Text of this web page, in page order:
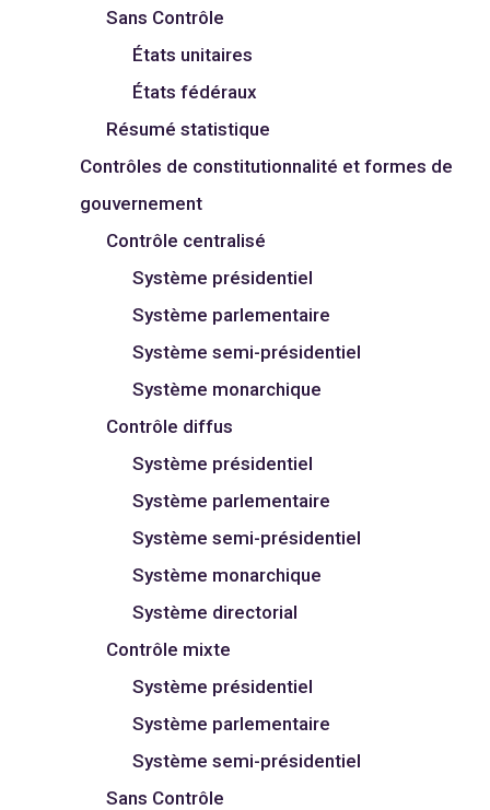
Sans Contrôle
États unitaires
États fédéraux
Résumé statistique
Contrôles de constitutionnalité et formes de
gouvernement
Contrôle centralisé
Système présidentiel
Système parlementaire
Système semi-présidentiel
Système monarchique
Contrôle diffus
Système présidentiel
Système parlementaire
Système semi-présidentiel
Système monarchique
Système directorial
Contrôle mixte
Système présidentiel
Système parlementaire
Système semi-présidentiel
Sans Contrôle